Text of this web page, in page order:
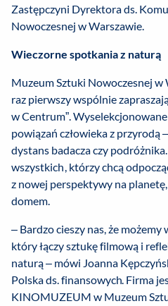
Zastępczyni Dyrektora ds.
Nowoczesnej w Warszawie.
Wieczorne spotkania z naturą
Muzeum Sztuki Nowoczesnej w
raz pierwszy wspólnie
w Centrum”.
powiązań człowieka z przyrodą
dystans badacza czy
wszystkich, którzy chcą
z nowej perspektywy na
domem.
– Bardzo cieszy nas, że
który łączy sztukę filmową i
naturą – mówi Joanna
Polska ds. finansowych. Firma
KINOMUZEUM w Muzeum